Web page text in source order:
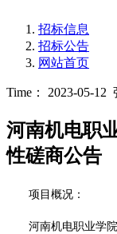
招标信息
招标公告
网站首页
Time： 2023-05-12
河南机电职
性磋商公告
项目概况：
河南机电职业学